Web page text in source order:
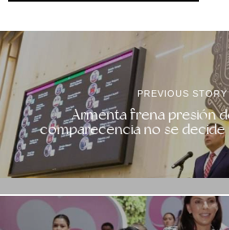
PREVIOUS STORY
Armenta frena presión
comparecencia no se decide